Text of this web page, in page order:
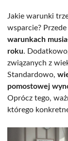
Jakie warunki
wsparcie?
warunkach
roku.
związanych z
Standardowo,
pomostowej
Oprócz tego,
którego